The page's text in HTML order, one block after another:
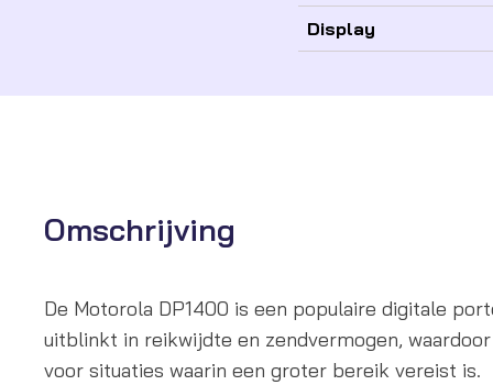
Display
Omschrijving
De Motorola DP1400 is een populaire digitale
uitblinkt in reikwijdte en zendvermogen,
voor situaties waarin een groter bereik vereist is.